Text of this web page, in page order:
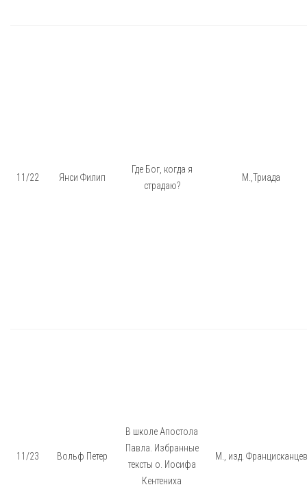
11/22 Янси Филип
Где Бог, когда я
страдаю?
М.,Триада
11/23 Вольф Петер
В школе Апостола
Павла. Избранные
тексты о. Иосифа
Кентениха
М., изд. Францисканцев